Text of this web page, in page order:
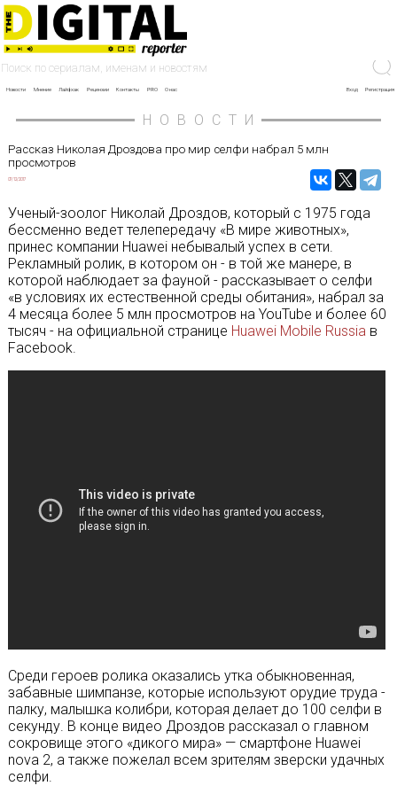
Новости Мнение Лайфхак Рецензии Контакты PRO О нас Вход Регистрация
НОВОСТИ
Рассказ Николая Дроздова про мир селфи набрал 5 млн
просмотров
07/12/2017
Ученый-зоолог Николай Дроздов, который с 1975 года
бессменно ведет телепередачу «В мире животных»,
принес компании Huawei небывалый успех в сети.
Рекламный ролик, в котором он - в той же манере, в
которой наблюдает за фауной - рассказывает о селфи
«в условиях их естественной среды обитания», набрал за
4 месяца более 5 млн просмотров на YouTube и более 60
тысяч - на официальной странице Huawei Mobile Russiaв
Facebook.
Среди героев ролика оказались утка обыкновенная,
забавные шимпанзе, которые используют орудие труда -
палку, малышка колибри, которая делает до 100 селфи в
секунду. В конце видео Дроздов рассказал о главном
сокровище этого «дикого мира» — смартфоне Huawei
nova 2, а также пожелал всем зрителям зверски удачных
селфи.